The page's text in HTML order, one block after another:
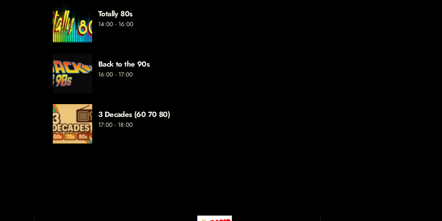
Totally 80s
14:00 - 16:00
Back to the 90s
16:00 - 17:00
3 Decades (60 70 80)
17:00 - 18:00